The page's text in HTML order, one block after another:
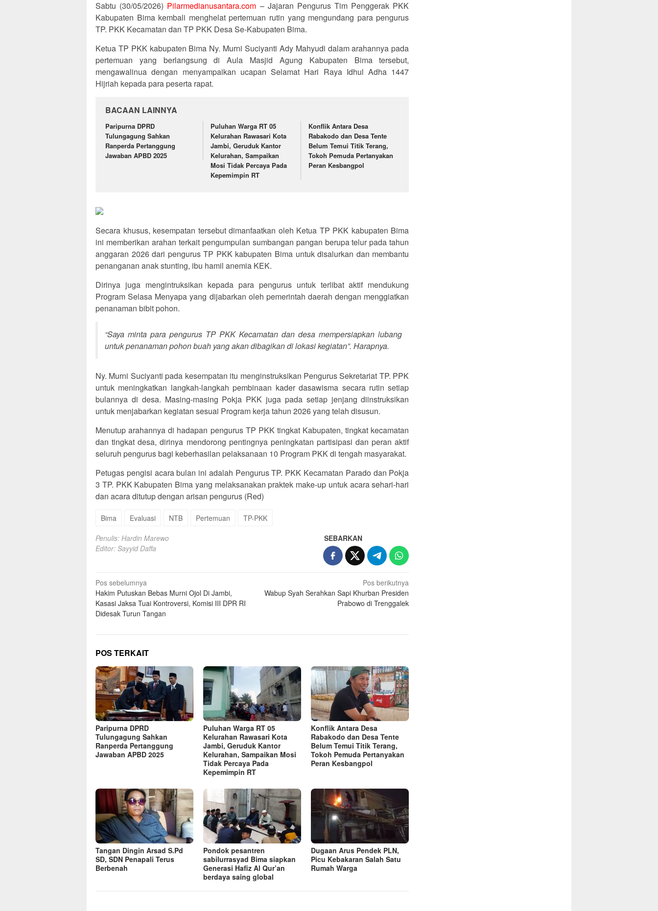
Sabtu (30/05/2026) Pilarmedianusantara.com – Jajaran Pengurus Tim Penggerak PKK
Kabupaten Bima kembali menghelat pertemuan rutin yang mengundang para pengurus
TP. PKK Kecamatan dan TP PKK Desa Se-Kabupaten Bima.
Ketua TP PKK kabupaten Bima Ny. Murni Suciyanti Ady Mahyudi dalam arahannya pada
pertemuan yang berlangsung di Aula Masjid Agung Kabupaten Bima tersebut,
mengawalinua dengan menyampaikan ucapan Selamat Hari Raya Idhul Adha 1447
Hijriah kepada para peserta rapat.
BACAAN LAINNYA
Paripurna DPRD
Tulungagung Sahkan
Ranperda Pertanggung
Jawaban APBD 2025
Puluhan Warga RT 05
Kelurahan Rawasari Kota
Jambi, Geruduk Kantor
Kelurahan, Sampaikan
Mosi Tidak Percaya Pada
Kepemimpin RT
Konflik Antara Desa
Rabakodo dan Desa Tente
Belum Temui Titik Terang,
Tokoh Pemuda Pertanyakan
Peran Kesbangpol
Secara khusus, kesempatan tersebut dimanfaatkan oleh Ketua TP PKK kabupaten Bima
ini memberikan arahan terkait pengumpulan sumbangan pangan berupa telur pada tahun
anggaran 2026 dari pengurus TP PKK kabupaten Bima untuk disalurkan dan membantu
penanganan anak stunting, ibu hamil anemia KEK.
Dirinya juga mengintruksikan kepada para pengurus untuk terlibat aktif mendukung
Program Selasa Menyapa yang dijabarkan oleh pemerintah daerah dengan menggiatkan
penanaman bibit pohon.
“Saya minta para pengurus TP PKK Kecamatan dan desa mempersiapkan lubang
untuk penanaman pohon buah yang akan dibagikan di lokasi kegiatan”. Harapnya.
Ny. Murni Suciyanti pada kesempatan itu menginstruksikan Pengurus Sekretariat TP. PPK
untuk meningkatkan langkah-langkah pembinaan kader dasawisma secara rutin setiap
bulannya di desa. Masing-masing Pokja PKK juga pada setiap jenjang diinstruksikan
untuk menjabarkan kegiatan sesuai Program kerja tahun 2026 yang telah disusun.
Menutup arahannya di hadapan pengurus TP PKK tingkat Kabupaten, tingkat kecamatan
dan tingkat desa, dirinya mendorong pentingnya peningkatan partisipasi dan peran aktif
seluruh pengurus bagi keberhasilan pelaksanaan 10 Program PKK di tengah masyarakat.
Petugas pengisi acara bulan ini adalah Pengurus TP. PKK Kecamatan Parado dan Pokja
3 TP. PKK Kabupaten Bima yang melaksanakan praktek make-up untuk acara sehari-hari
dan acara ditutup dengan arisan pengurus (Red)
Bima Evaluasi NTB Pertemuan TP-PKK
Penulis: Hardin Marewo
Editor: Sayyid Daffa
SEBARKAN
Navigasi
pos
Pos sebelumnya
Hakim Putuskan Bebas Murni Ojol Di Jambi,
Kasasi Jaksa Tuai Kontroversi, Komisi III DPR RI
Didesak Turun Tangan
Pos berikutnya
Wabup Syah Serahkan Sapi Khurban Presiden
Prabowo di Trenggalek
POS TERKAIT
Paripurna DPRD
Tulungagung Sahkan
Ranperda Pertanggung
Jawaban APBD 2025
Puluhan Warga RT 05
Kelurahan Rawasari Kota
Jambi, Geruduk Kantor
Kelurahan, Sampaikan Mosi
Tidak Percaya Pada
Kepemimpin RT
Konflik Antara Desa
Rabakodo dan Desa Tente
Belum Temui Titik Terang,
Tokoh Pemuda Pertanyakan
Peran Kesbangpol
Tangan Dingin Arsad S.Pd
SD, SDN Penapali Terus
Berbenah
Pondok pesantren
sabilurrasyad Bima siapkan
Generasi Hafiz Al Qur’an
berdaya saing global
Dugaan Arus Pendek PLN,
Picu Kebakaran Salah Satu
Rumah Warga